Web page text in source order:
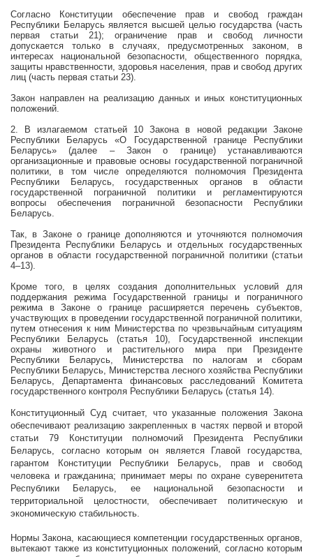
Согласно Конституции обеспечение прав и свобод граждан
Республики Беларусь является высшей целью государства (часть
первая статьи 21); ограничение прав и свобод личности
допускается только в случаях, предусмотренных законом, в
интересах национальной безопасности, общественного порядка,
защиты нравственности, здоровья населения, прав и свобод других
лиц (часть первая статьи 23).
Закон направлен на реализацию данных и иных конституционных
положений.
2. В излагаемом статьей 10 Закона в новой редакции Законе
Республики Беларусь «О Государственной границе Республики
Беларусь» (далее – Закон о границе) устанавливаются
организационные и правовые основы государственной пограничной
политики, в том числе определяются полномочия Президента
Республики Беларусь, государственных органов в области
государственной пограничной политики и регламентируются
вопросы обеспечения пограничной безопасности
Республики
Беларусь.
Так, в Законе о границе дополняются и уточняются полномочия
Президента Республики Беларусь и отдельных государственных
органов в области государственной пограничной политики (статьи
4–13).
Кроме того, в целях создания дополнительных условий для
поддержания режима Государственной границы и пограничного
режима в Законе о границе расширяется перечень субъектов,
участвующих в проведении государственной пограничной политики,
путем отнесения к ним Министерства по чрезвычайным ситуациям
Республики Беларусь (статья 10), Государственной инспекции
охраны животного и растительного мира при Президенте
Республики Беларусь, Министерства по налогам и сборам
Республики Беларусь, Министерства лесного хозяйства Республики
Беларусь, Департамента финансовых расследований Комитета
государственного контроля Республики Беларусь (статья 14).
Конституционный Суд считает, что указанные положения Закона
обеспечивают реализацию закрепленных в частях первой и второй
статьи 79 Конституции полномочий Президента Республики
Беларусь, согласно которым он является Главой государства,
гарантом Конституции Республики Беларусь, прав и свобод
человека и гражданина; принимает меры по охране суверенитета
Республики Беларусь, ее национальной безопасности и
территориальной целостности, обеспечивает политическую и
экономическую стабильность.
Нормы Закона, касающиеся компетенции государственных органов,
вытекают также из конституционных положений, согласно которым